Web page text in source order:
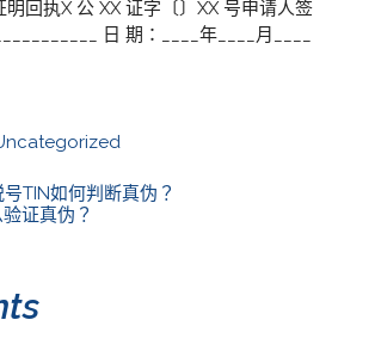
明回执X 公 XX 证字〔〕XX 号申请人签
日 期：____年____月____
TIN如何判断真伪？
证真伪？